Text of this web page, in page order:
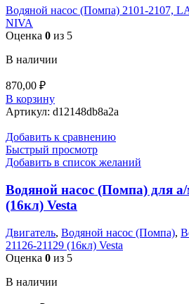
Водяной насос (Помпа) 2101-2107,
NIVA
Оценка 0 из 5
В наличии
870,00 ₽
В корзину
Артикул: d12148db8a2a
Добавить к сравнению
Быстрый просмотр
Добавить в список желаний
Водяной насос (Помпа) для а/
(16кл) Vesta
Двигатель, Водяной насос (Помпа),
21126-21129 (16кл) Vesta
Оценка 0 из 5
В наличии